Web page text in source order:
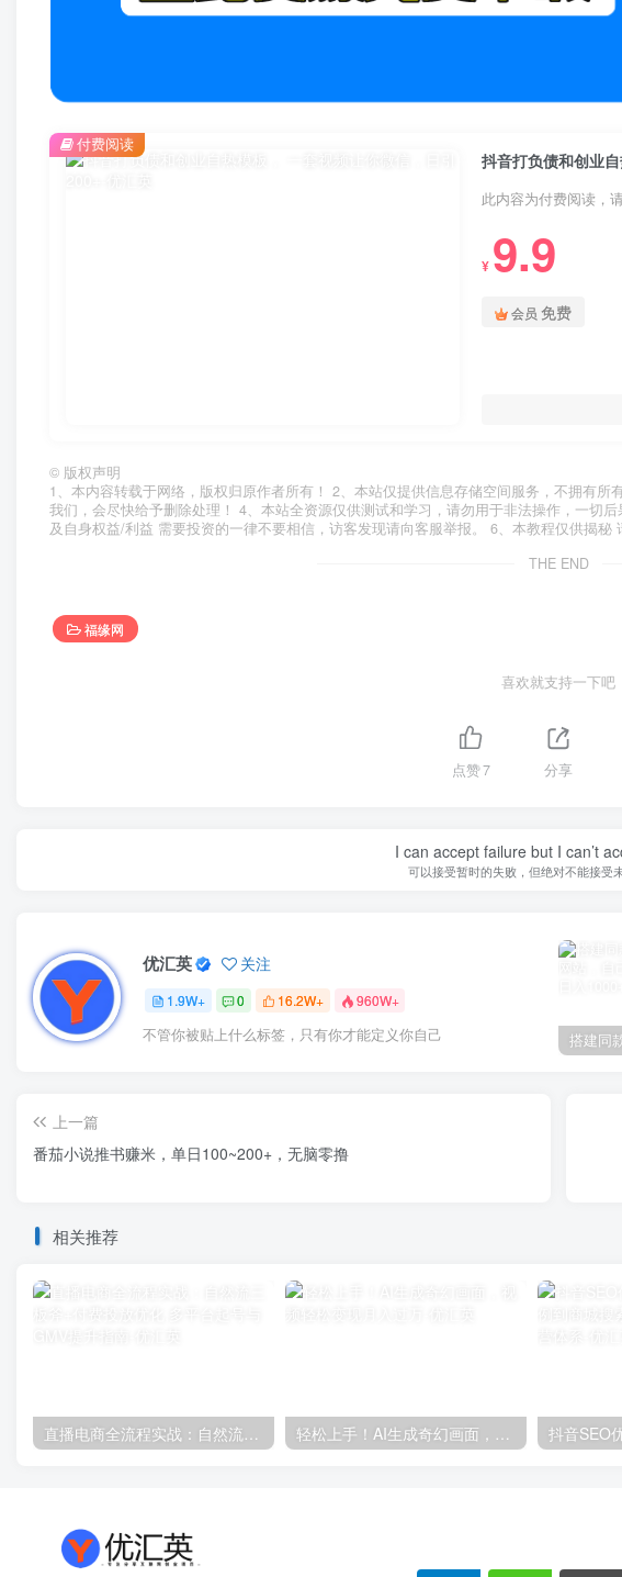
抖音打负债和创业
此内容为付费阅读，
¥ 9.9
会员 免费
付费阅读
© 版权声明
1、本内容转载于网络，版权归原作者所有！ 2、本站仅提供信息存储空间服务，不拥有
我们，会尽快给予删除处理！ 4、本站全资源仅供测试和学习，请勿用于非法操作，一切
及自身权益/利益 需要投资的一律不要相信，访客发现请向客服举报。 6、本教程仅供揭
THE END
福缘网
喜欢就支持一下吧
点赞7 分享
I can accept failure but I can’t
可以接受暂时的失败，但绝对不能接受
优汇英 关注
1.9W+ 0 16.2W+ 960W+
不管你被贴上什么标签，只有你才能定义你自己
上一篇
番茄小说推书赚米，单日100~200+，无脑零撸
相关推荐